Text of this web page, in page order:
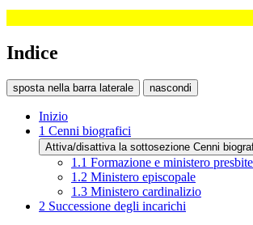
Indice
sposta nella barra laterale nascondi
Inizio
1 Cenni biografici
Attiva/disattiva la sottosezione Cenni
1.1 Formazione e ministero
1.2 Ministero episcopale
1.3 Ministero cardinalizio
2 Successione degli incarichi